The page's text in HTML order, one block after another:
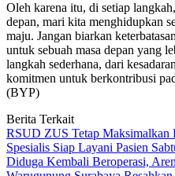
Oleh karena itu, di setiap
depan, mari kita menghidupkan
maju. Jangan biarkan
untuk sebuah masa depan yang
langkah sederhana, dari
komitmen untuk berkontribusi
(BYP)
Berita Terkait
RSUD ZUS Tetap Maksimalkan
Spesialis Siap Layani Pasien
Diduga Kembali Beroperasi,